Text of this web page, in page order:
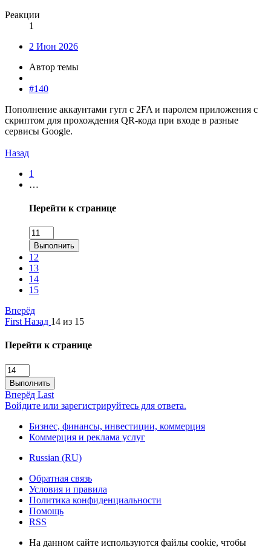
Реакции
1
2 Июн 2026
Автор темы
#140
Пополнение аккаунтами гугл с 2FA и паролем приложения с
скриптом для прохождения QR-кода при входе в разные
сервисы Google.
Назад
1
…
Перейти к странице
Выполнить
12
13
14
15
Вперёд
First Назад 14 из 15
Перейти к странице
Выполнить
Вперёд Last
Войдите или зарегистрируйтесь для ответа.
Бизнес, финансы, инвестиции, коммерция
Коммерция и реклама услуг
Russian (RU)
Обратная связь
Условия и правила
Политика конфиденциальности
Помощь
RSS
На данном сайте используются файлы cookie, чтобы